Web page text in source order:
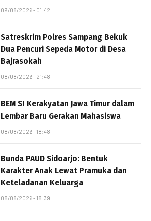
09/08/2026 - 01:42
Satreskrim Polres Sampang Bekuk
Dua Pencuri Sepeda Motor di Desa
Bajrasokah
08/08/2026 - 21:48
BEM SI Kerakyatan Jawa Timur dalam
Lembar Baru Gerakan Mahasiswa
08/08/2026 - 18:48
Bunda PAUD Sidoarjo: Bentuk
Karakter Anak Lewat Pramuka dan
Keteladanan Keluarga
08/08/2026 - 18:39